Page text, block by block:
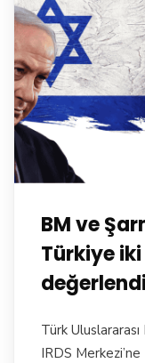
BM ve
Türkiye
Türk Uluslararası
IRDS